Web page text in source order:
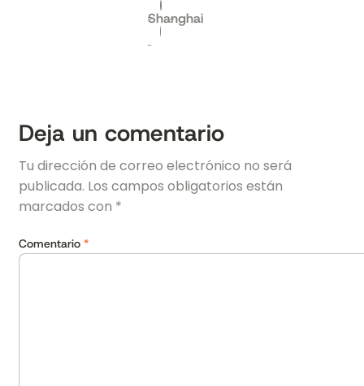
Shanghai
Deja un comentario
Tu dirección de correo electrónico no será
publicada. Los campos obligatorios están
marcados con *
Comentario *